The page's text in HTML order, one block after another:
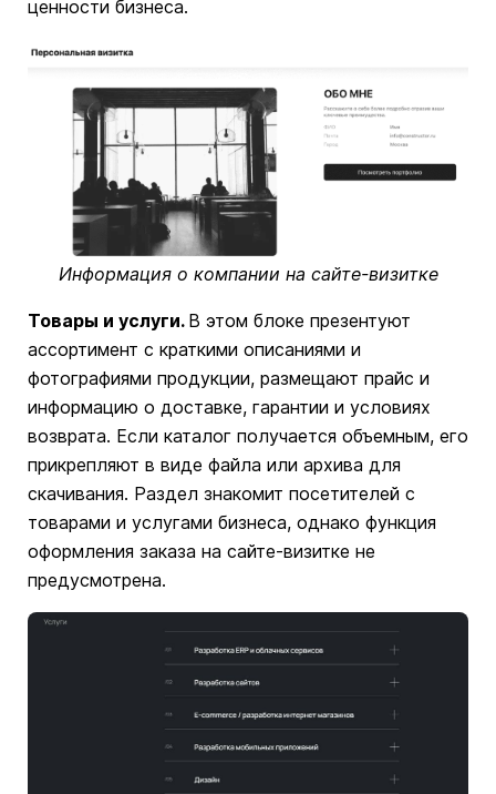
ценности бизнеса.
Информация о компании на сайте-визитке
Товары и услуги. В этом блоке презентуют
ассортимент с краткими описаниями и
фотографиями продукции, размещают прайс и
информацию о доставке, гарантии и условиях
возврата. Если каталог получается объемным, его
прикрепляют в виде файла или архива для
скачивания. Раздел знакомит посетителей с
товарами и услугами бизнеса, однако функция
оформления заказа на сайте-визитке не
предусмотрена.